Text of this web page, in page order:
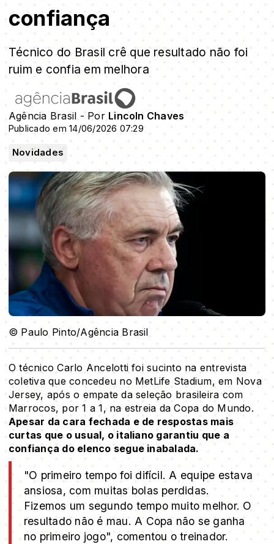
confiança
Técnico do Brasil crê que resultado não foi
ruim e confia em melhora
Agência Brasil - Por Lincoln Chaves
Publicado em 14/06/2026 07:29
Novidades
© Paulo Pinto/Agência Brasil
O técnico Carlo Ancelotti foi sucinto na entrevista
coletiva que concedeu no MetLife Stadium, em Nova
Jersey, após o empate da seleção brasileira com
Marrocos, por 1 a 1, na estreia da Copa do Mundo.
Apesar da cara fechada e de respostas mais
curtas que o usual, o italiano garantiu que a
confiança do elenco segue inabalada.
"O primeiro tempo foi difícil. A equipe estava
ansiosa, com muitas bolas perdidas.
Fizemos um segundo tempo muito melhor. O
resultado não é mau. A Copa não se ganha
no primeiro jogo", comentou o treinador.